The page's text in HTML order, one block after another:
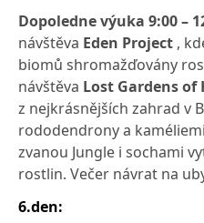
Dopoledne výuka 9:00 –
návštěva Eden Project ,
biomů shromažďovány
návštěva Lost Gardens of
z nejkrásnějších zahrad v
rododendrony a
zvanou Jungle i sochami
rostlin. Večer návrat na
6.den: